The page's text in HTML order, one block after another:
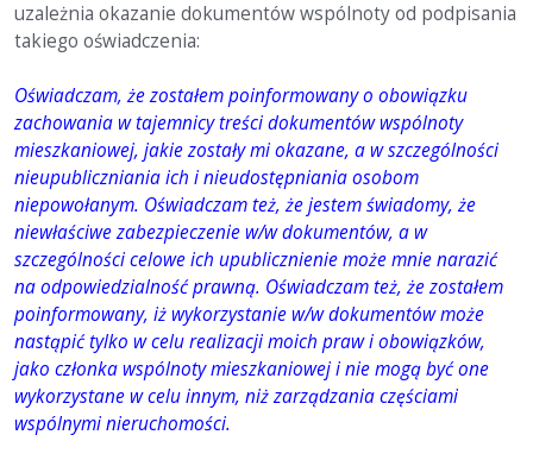
uzależnia okazanie dokumentów wspólnoty od podpisania
takiego oświadczenia:
Oświadczam, że zostałem poinformowany o obowiązku
zachowania w tajemnicy treści dokumentów wspólnoty
mieszkaniowej, jakie zostały mi okazane, a w szczególności
nieupubliczniania ich i nieudostępniania osobom
niepowołanym. Oświadczam też, że jestem świadomy, że
niewłaściwe zabezpieczenie w/w dokumentów, a w
szczególności celowe ich upublicznienie może mnie narazić
na odpowiedzialność prawną. Oświadczam też, że zostałem
poinformowany, iż wykorzystanie w/w dokumentów może
nastąpić tylko w celu realizacji moich praw i obowiązków,
jako członka wspólnoty mieszkaniowej i nie mogą być one
wykorzystane w celu innym, niż zarządzania częściami
wspólnymi nieruchomości.